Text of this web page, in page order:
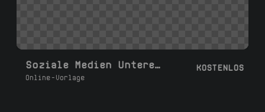
Soziale Medien Untere Drittel L
Online-Vorlage
KOSTENLOS